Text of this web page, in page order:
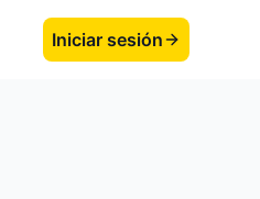
Iniciar sesión